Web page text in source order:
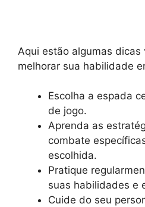
Aqui estão algumas dicas
melhorar sua habilidade
Escolha a espada
de jogo.
Aprenda as
combate
escolhida.
Pratique
suas habilidades e
Cuide do seu